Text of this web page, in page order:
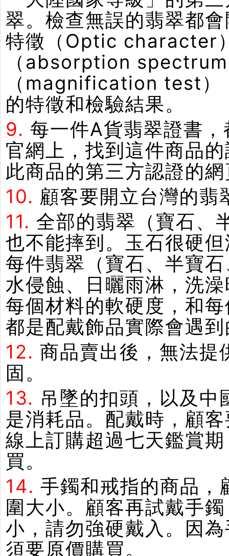
翠。檢查無誤的翡翠都
特徵（Optic character
（absorption
（magnification test）
的特徵和檢驗結果。
9. 每一件A貨翡翠證書
官網上，找到這件商品
此商品的第三方認證的
10. 顧客要開立台灣的翡
11. 全部的翡翠（寶石、
也不能摔到。玉石很硬
每件翡翠（寶石、半寶
水侵蝕、日曬雨淋，洗
每個材料的軟硬度，和
都是配戴飾品實際會遇
12. 商品賣出後，無法提
固。
13. 吊墜的扣頭，以及
是消耗品。配戴時，顧
線上訂購超過七天鑑賞
買。
14. 手鐲和戒指的商品，
圍大小。顧客再試戴手
小，請勿強硬戴入。因
須要原價購買。